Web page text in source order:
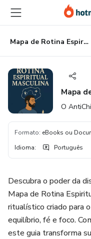
para
conteúdo
principal
para
pagamento
para
rodapé
Mapa de Rotina Espiritual Masculina
Mapa
O
Formato: eBooks ou
Idioma: Português
Descubra o poder da
Mapa de Rotina
ritualístico criado para
equilíbrio, fé e foco.
este guia transforma